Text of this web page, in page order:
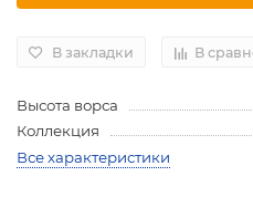
В закладки В
Высота ворса
Коллекция
Все характеристики